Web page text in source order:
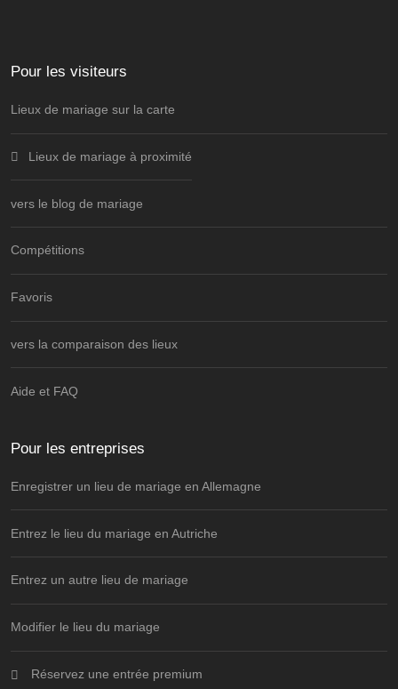
Pour les visiteurs
Lieux de mariage sur la carte
Lieux de mariage à proximité
vers le blog de mariage
Compétitions
Favoris
vers la comparaison des lieux
Aide et FAQ
Pour les entreprises
Enregistrer un lieu de mariage en Allemagne
Entrez le lieu du mariage en Autriche
Entrez un autre lieu de mariage
Modifier le lieu du mariage
Réservez une entrée premium